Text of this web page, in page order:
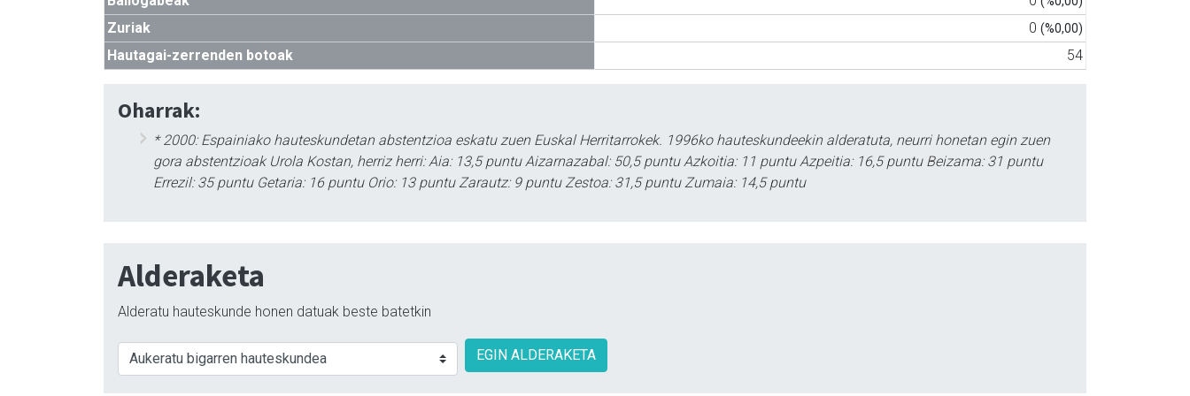
Zuriak 0 (%0,00)
Hautagai-zerrenden botoak 54
Oharrak:
* 2000: Espainiako hauteskundetan abstentzioa eskatu zuen Euskal Herritarrokek. 1996ko hauteskundeekin alderatuta, neurri honetan egin zuen
gora abstentzioak Urola Kostan, herriz herri: Aia: 13,5 puntu Aizarnazabal: 50,5 puntu Azkoitia: 11 puntu Azpeitia: 16,5 puntu Beizama: 31 puntu
Errezil: 35 puntu Getaria: 16 puntu Orio: 13 puntu Zarautz: 9 puntu Zestoa: 31,5 puntu Zumaia: 14,5 puntu
Alderaketa
Alderatu hauteskunde honen datuak beste batetkin
EGIN ALDERAKETA